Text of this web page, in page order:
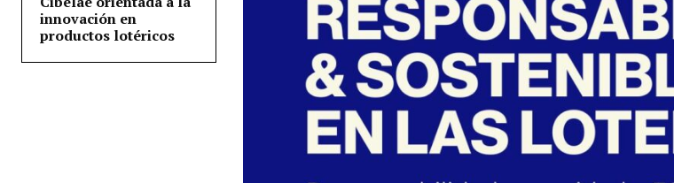
innovación en
productos lotéricos